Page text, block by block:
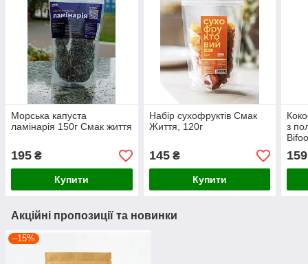
Морська капуста
ламінарія 150г Смак життя
195 ₴
Купити
Набір сухофруктів Смак
Життя, 120г
145₴
Купити
з
159
Акційні пропозиції та новинки
–15%